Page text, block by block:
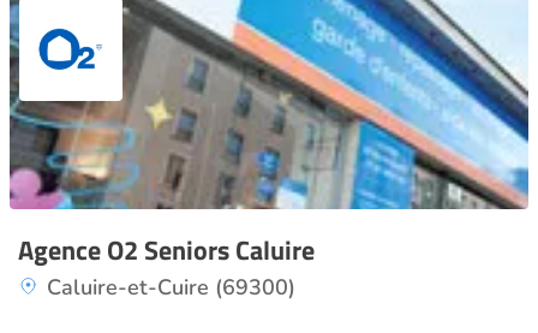
Agence O2 Seniors Caluire
Caluire-et-Cuire (69300)